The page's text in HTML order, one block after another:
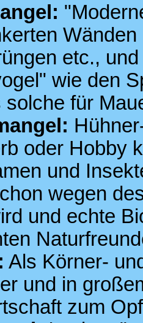
etc.,
wie den
solche für
oder Hobby
und
wegen
und echte
Als Körner-
und in
zum